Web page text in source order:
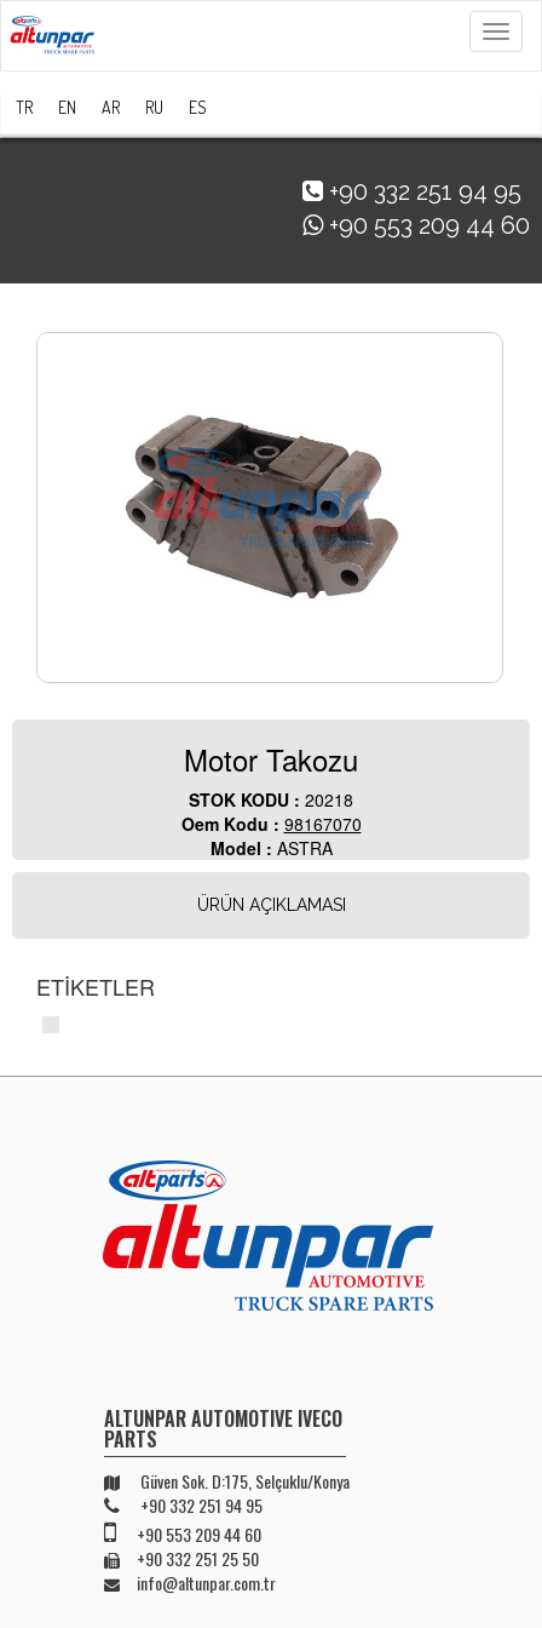
Menü
TR EN AR RU ES
+90 332 251 94 95
+90 553 209 44 60
Motor Takozu
STOK KODU : 20218
Oem Kodu : 98167070
Model : ASTRA
ÜRÜN AÇIKLAMASI
ETİKETLER
ALTUNPAR AUTOMOTIVE IVECO
PARTS
Güven Sok. D:175, Selçuklu/Konya
+90 332 251 94 95
+90 553 209 44 60
+90 332 251 25 50
info@altunpar.com.tr